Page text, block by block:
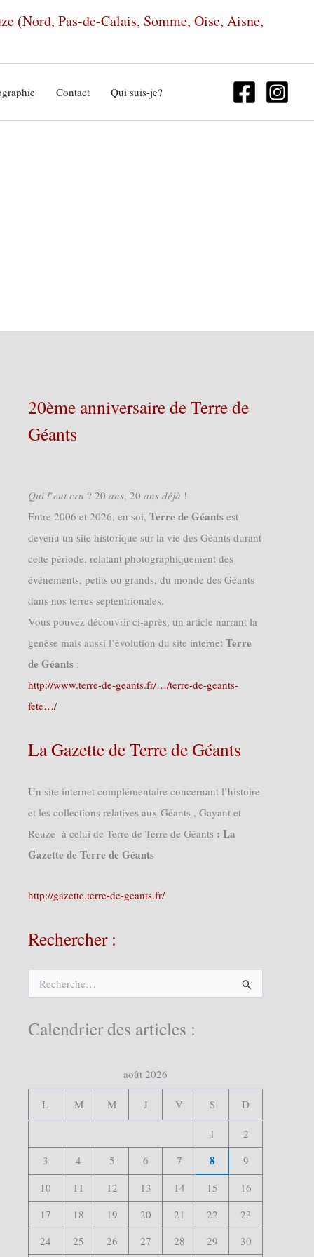
(Nord, Pas-de-Calais, Somme, Oise, Aisne,
Contact Qui suis-je?
20ème anniversaire de Terre de
Géants
𝑄𝑢𝑖 𝑙’𝑒𝑢𝑡 𝑐𝑟𝑢 ? 20 𝑎𝑛𝑠, 20 𝑎𝑛𝑠 𝑑𝑒́𝑗𝑎̀ !
Entre 2006 et 2026, en soi, Terre de Géants est
devenu un site historique sur la vie des Géants durant
cette période, relatant photographiquement des
événements, petits ou grands, du monde des Géants
dans nos terres septentrionales.
Vous pouvez découvrir ci-après, un article narrant la
genèse mais aussi l’évolution du site internet Terre
de Géants :
http://www.terre-de-geants.fr/…/terre-de-geants-
fete…/
La Gazette de Terre de Géants
Un site internet complémentaire concernant l’histoire
et les collections relatives aux Géants , Gayant et
Reuze à celui de Terre de Terre de Géants : La
Gazette de Terre de Géants
http://gazette.terre-de-geants.fr/
Rechercher :
e
e
Calendrier des articles :
août 2026
L M M J V S D
1
2
3
4 5 6 7 8
9
10
11 12 13 14 15
16
17
18 19 20 21 22
23
24
25 26 27 28 29
30